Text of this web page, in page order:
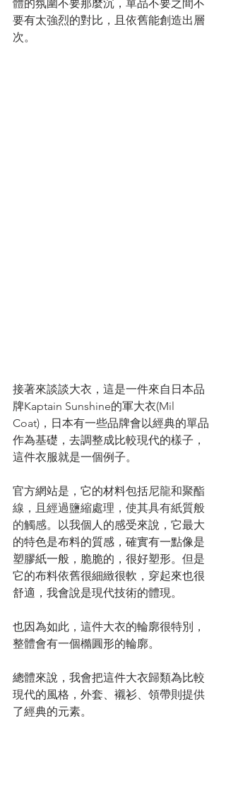
體的氛圍不要那麼沉，單品不要之間不
要有太強烈的對比，且依舊能創造出層
次。
接著來談談大衣，這是一件來自日本品
牌Kaptain Sunshine的軍大衣(Mil
Coat)，日本有一些品牌會以經典的單品
作為基礎，去調整成比較現代的樣子，
這件衣服就是一個例子。
官方網站是，它的材料包括尼龍和聚酯
線，且經過鹽縮處理，使其具有紙質般
的觸感。 以我個人的感受來說，它最大
的特色是布料的質感，確實有一點像是
塑膠紙一般，脆脆的，很好塑形。但是
它的布料依舊很細緻很軟，穿起來也很
舒適，我會說是現代技術的體現。
也因為如此，這件大衣的輪廓很特別，
整體會有一個橢圓形的輪廓。
總體來說，我會把這件大衣歸類為比較
現代的風格，外套、襯衫、領帶則提供
了經典的元素。